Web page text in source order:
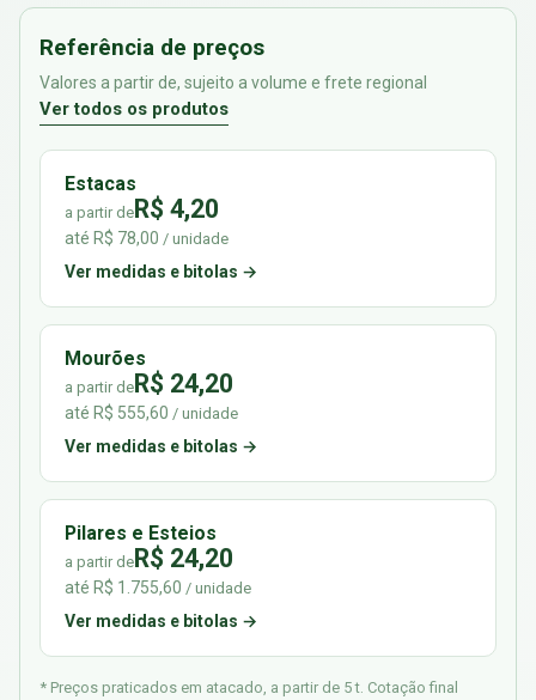
Referência de preços
Valores a partir de, sujeito a volume e frete regional
Ver todos os produtos
Estacas
a partir deR$ 4,20
até R$ 78,00 / unidade
Ver medidas e bitolas →
Mourões
a partir deR$ 24,20
até R$ 555,60 / unidade
Ver medidas e bitolas →
Pilares e Esteios
a partir deR$ 24,20
até R$ 1.755,60 / unidade
Ver medidas e bitolas →
* Preços praticados em atacado, a partir de 5 t. Cotação final